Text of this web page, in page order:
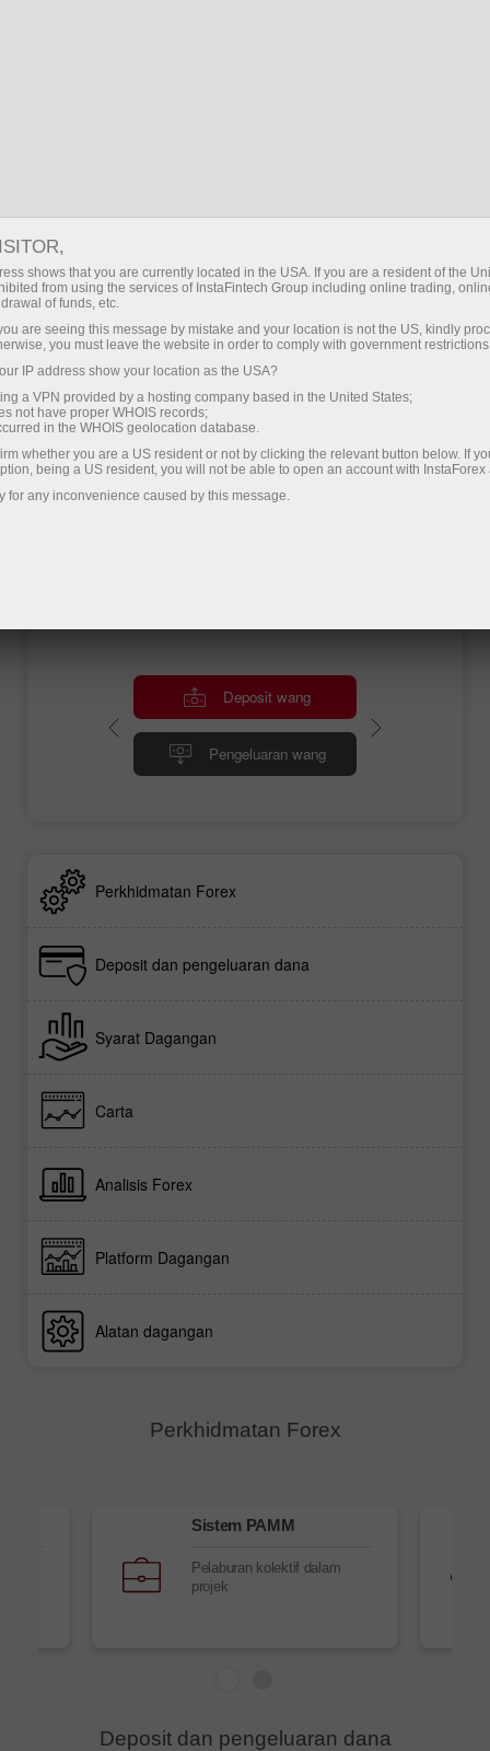
Untuk Pedagang
InstaForex
Bahagian ini ditujukan kepada mereka yang
telah bersama Forex. Di sini, anda akan
mendapat gambaran megenai keadaan
dagangan dengan InstaForex. Selain itu, anda
akan mempelajari mengenai cara mendeposit
akaun anda dan mengeluarkan wang
daripadanya. Anda akan diberikan artikel
Deposit wang
Pengeluaran wang
Perkhidmatan Forex
Deposit dan pengeluaran dana
Syarat Dagangan
Carta
Analisis Forex
Platform Dagangan
Alatan dagangan
Perkhidmatan Forex
Sistem PAMM
Pelaburan kolektif dalam
projek
Deposit dan pengeluaran dana
shows that you are currently located in the USA. If you are a resident of the
from using the services of InstaFintech Group including online trading,
of funds, etc.
are seeing this message by mistake and your location is not the US, kindly
you must leave the website in order to comply with government
IP address show your location as the USA?
a VPN provided by a hosting company based in the United States;
not have proper WHOIS records;
in the WHOIS geolocation database.
whether you are a US resident or not by clicking the relevant button below. If
being a US resident, you will not be able to open an account with InstaForex
for any inconvenience caused by this message.